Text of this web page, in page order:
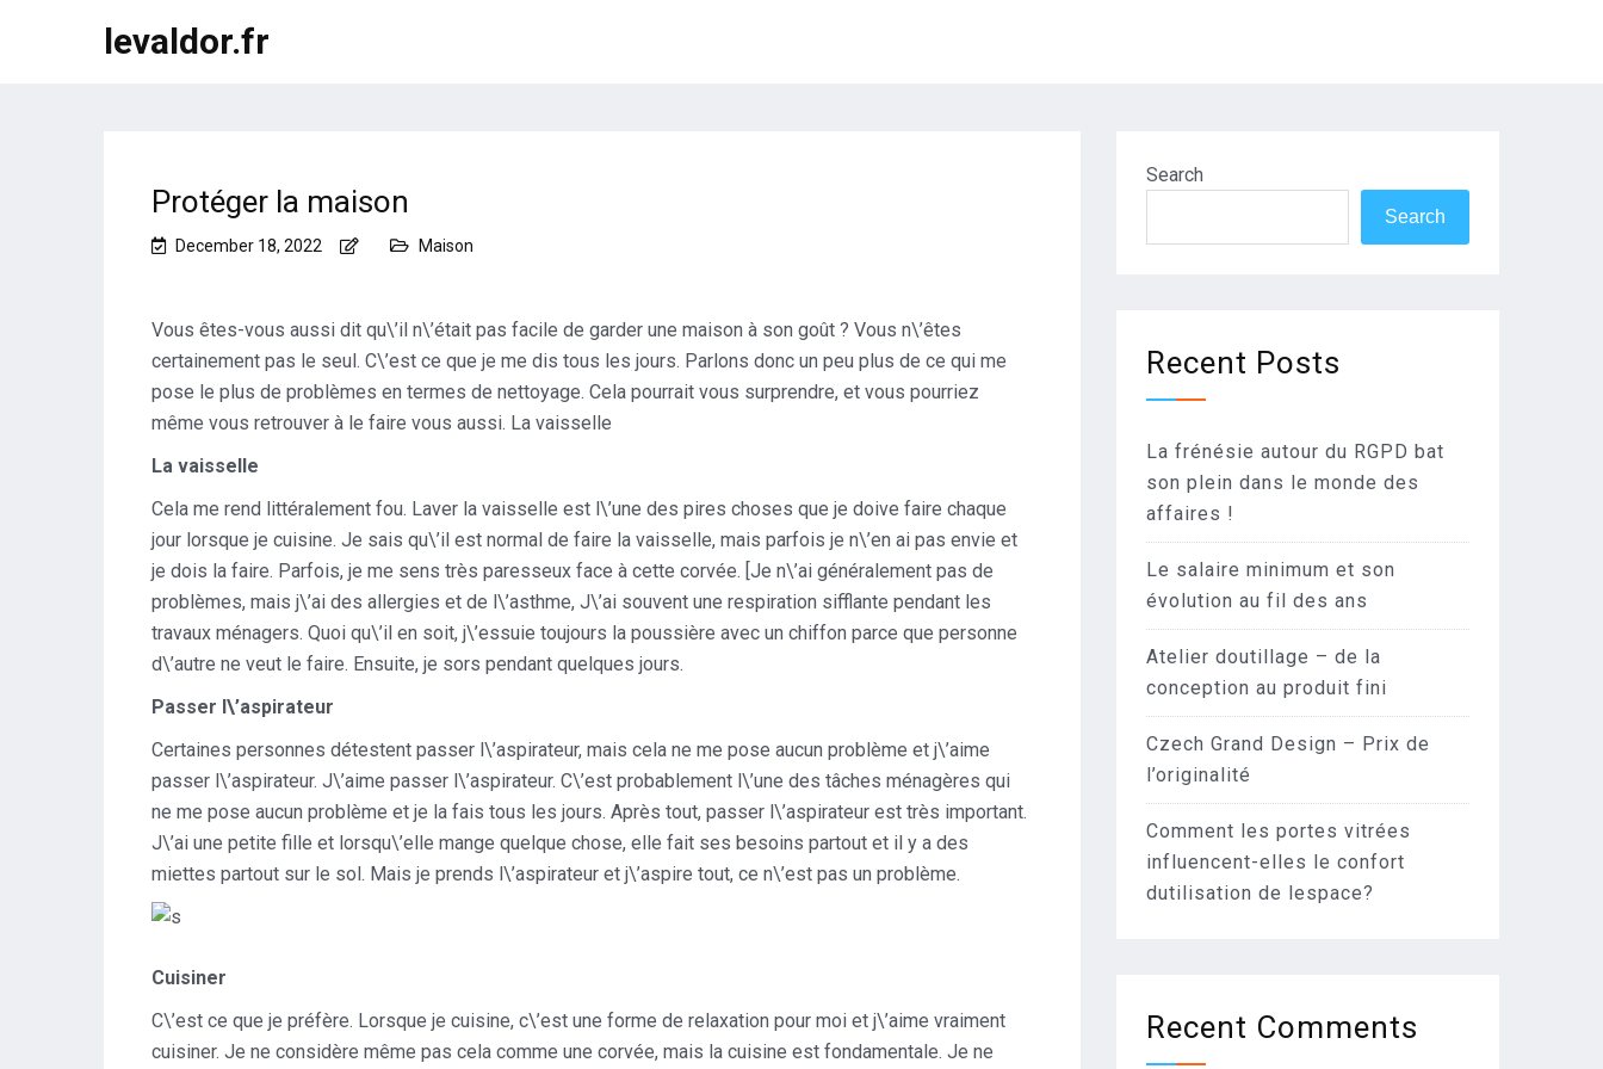
levaldor.fr
Protéger la maison
December 18, 2022 Maison
Vous êtes-vous aussi dit qu\’il n\’était pas facile de garder une maison à son goût ? Vous n\’êtes
certainement pas le seul. C\’est ce que je me dis tous les jours. Parlons donc un peu plus de ce qui me
pose le plus de problèmes en termes de nettoyage. Cela pourrait vous surprendre, et vous pourriez
même vous retrouver à le faire vous aussi. La vaisselle
La vaisselle
Cela me rend littéralement fou. Laver la vaisselle est l\’une des pires choses que je doive faire chaque
jour lorsque je cuisine. Je sais qu\’il est normal de faire la vaisselle, mais parfois je n\’en ai pas envie et
je dois la faire. Parfois, je me sens très paresseux face à cette corvée. [Je n\’ai généralement pas de
problèmes, mais j\’ai des allergies et de l\’asthme, J\’ai souvent une respiration sifflante pendant les
travaux ménagers. Quoi qu\’il en soit, j\’essuie toujours la poussière avec un chiffon parce que personne
d\’autre ne veut le faire. Ensuite, je sors pendant quelques jours.
Passer l\’aspirateur
Certaines personnes détestent passer l\’aspirateur, mais cela ne me pose aucun problème et j\’aime
passer l\’aspirateur. J\’aime passer l\’aspirateur. C\’est probablement l\’une des tâches ménagères qui
ne me pose aucun problème et je la fais tous les jours. Après tout, passer l\’aspirateur est très important.
J\’ai une petite fille et lorsqu\’elle mange quelque chose, elle fait ses besoins partout et il y a des
miettes partout sur le sol. Mais je prends l\’aspirateur et j\’aspire tout, ce n\’est pas un problème.
Cuisiner
C\’est ce que je préfère. Lorsque je cuisine, c\’est une forme de relaxation pour moi et j\’aime vraiment
cuisiner. Je ne considère même pas cela comme une corvée, mais la cuisine est fondamentale. Je ne
Search
Search
Recent Posts
La frénésie autour du RGPD bat
son plein dans le monde des
affaires !
Le salaire minimum et son
évolution au fil des ans
Atelier doutillage – de la
conception au produit fini
Czech Grand Design – Prix de
l’originalité
Comment les portes vitrées
influencent-elles le confort
dutilisation de lespace?
Recent Comments